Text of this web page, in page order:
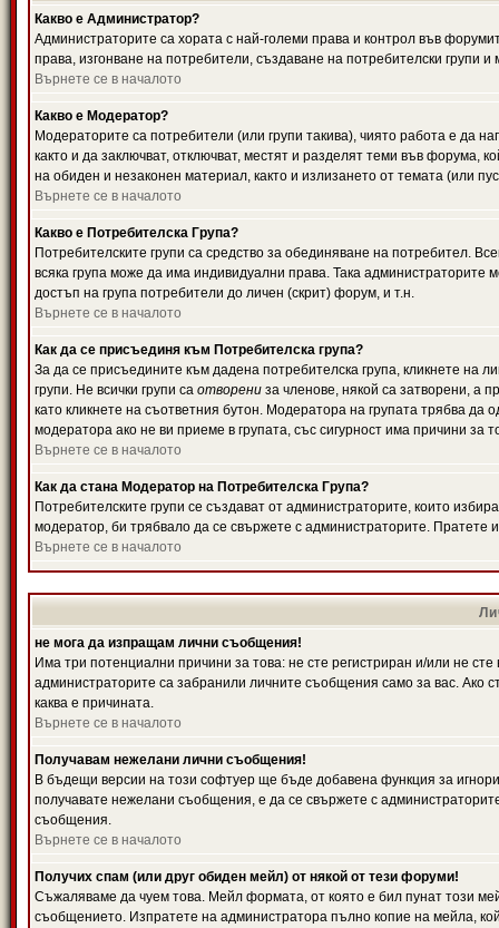
Какво е Администратор?
Администраторите са хората с най-големи права и контрол във
права, изгонване на потребители, създаване на потребителски групи
Върнете се в началото
Какво е Модератор?
Модераторите са потребители (или групи такива), чиято работа е да
както и да заключват, отключват, местят и разделят теми във форума,
на обиден и незаконен материал, както и излизането от темата (или
Върнете се в началото
Какво е Потребителска Група?
Потребителските групи са средство за обединяване на потребител.
всяка група може да има индивидуални права. Така
достъп на група потребители до личен (скрит) форум, и т.н.
Върнете се в началото
Как да се присъединя към Потребителска група?
За да се присъедините към дадена потребителска група, кликнете на
групи. Не всички групи са отворени за членове, някой са затворени, а
като кликнете на съответния бутон. Модератора на групата трябва
модератора ако не ви приеме в групата, със сигурност има причини за
Върнете се в началото
Как да стана Модератор на Потребителска Група?
Потребителските групи се създават от администраторите, които
модератор, би трябвало да се свържете с администраторите.
Върнете се в началото
не мога да изпращам лични съобщения!
Има три потенциални причини за това: не сте регистриран и/или не
администраторите са забранили личните съобщения само за вас. Ако
каква е причината.
Върнете се в началото
Получавам нежелани лични съобщения!
В бъдещи версии на този софтуер ще бъде добавена функция за
получавате нежелани съобщения, е да се свържете с
съобщения.
Върнете се в началото
Получих спам (или друг обиден мейл) от някой от тези форуми!
Съжаляваме да чуем това. Мейл формата, от която е бил пунат този
съобщението. Изпратете на администратора пълно копие на мейла,